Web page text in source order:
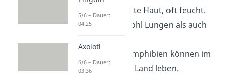
Aussehen
: Glatte Haut, oft feucht.
Sie haben sowohl Lungen als auch
: Amphibien können im
Wasser und an Land leben.
5/6 – Dauer:
04:25
Axolotl
6/6 – Dauer:
03:36